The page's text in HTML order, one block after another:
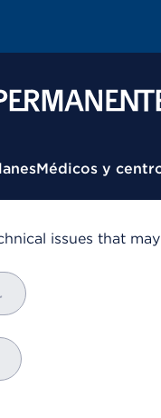
Médicos y
issues that